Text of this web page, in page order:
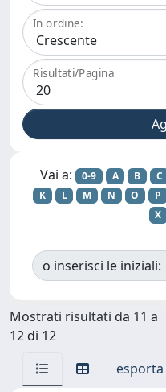
In ordine:
Risultati/Pagina
Vai a: 0-9 A B C
K
L M N O P
X
o inserisci le iniziali:
Mostrati risultati da 11 a
12 di 12